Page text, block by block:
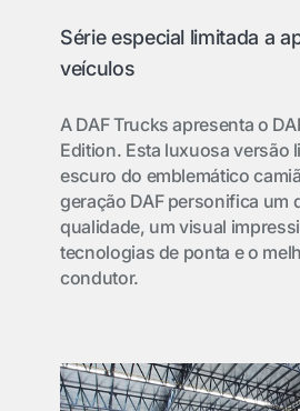
Série especial limitada a
veículos
A DAF Trucks apresenta o
Edition. Esta luxuosa versão
escuro do emblemático
geração DAF personifica um
qualidade, um visual
tecnologias de ponta e o
condutor.